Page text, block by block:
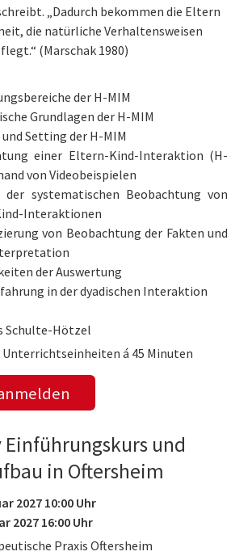
„Dadurch bekommen die Eltern
die natürliche Verhaltensweisen
(Marschak 1980)
der H-MIM
Grundlagen der H-MIM
Setting der H-MIM
einer Eltern-Kind-Interaktion (H-
von Videobeispielen
der systematischen Beobachtung von
Interaktionen
von Beobachtung der Fakten und
der Auswertung
in der dyadischen Interaktion
Schulte-Hötzel
Unterrichtseinheiten á 45 Minuten
und
in Oftersheim
2027 10:00 Uhr
2027 16:00 Uhr
Praxis Oftersheim